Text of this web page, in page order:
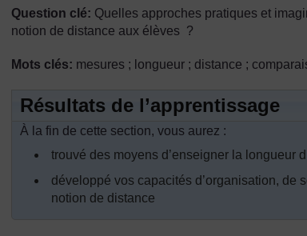
Question clé: Quelles approches pratiques et
notion de distance aux élèves ?
Mots clés: mesures ; longueur ; distance ;
Résultats de l’apprentissage
À la fin de cette section, vous aurez :
trouvé des moyens d’enseigner la longueur
développé vos capacités d’organisation, de
notion de distance